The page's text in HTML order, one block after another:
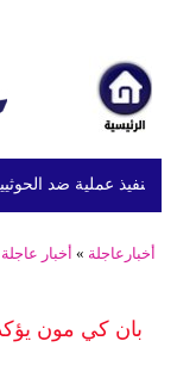
عملية ضد الحوثيين
أخبارعاجلة » أخبار عاجلة
بان كي مون